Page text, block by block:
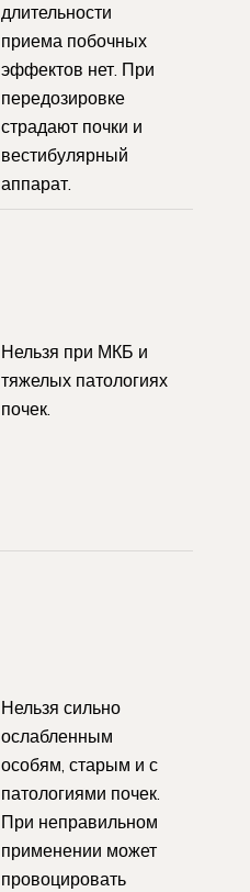
длительности
приема побочных
эффектов нет. При
передозировке
страдают почки и
вестибулярный
аппарат.
Нельзя при МКБ и
тяжелых патологиях
почек.
Нельзя сильно
ослабленным
особям, старым и с
патологиями почек.
При неправильном
применении может
провоцировать